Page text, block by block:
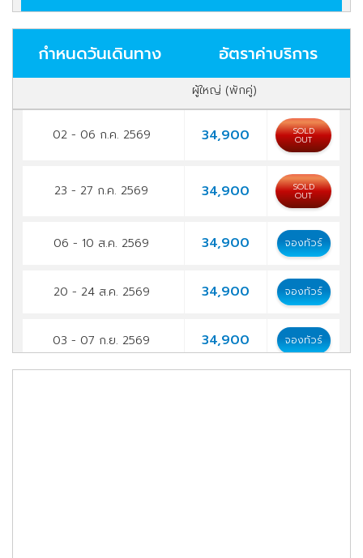
กำหนดวันเดินทาง อัตราค่าบริการ
ผู้ใหญ่ (พักคู่)
02 - 06 ก.ค. 2569 34,900 SOLD
OUT
23 - 27 ก.ค. 2569 34,900 SOLD
OUT
06 - 10 ส.ค. 2569 34,900 จองทัวร์
20 - 24 ส.ค. 2569 34,900 จองทัวร์
03 - 07 ก.ย. 2569 34,900 จองทัวร์